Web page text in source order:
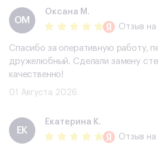
ОМ
Оксана М.
Отзыв
Спасибо за оперативную работу,
дружелюбный. Сделали замену
качественно!
01 Августа 2026
ЕК
Екатерина К.
Отзыв